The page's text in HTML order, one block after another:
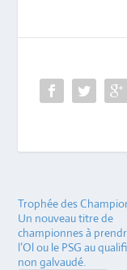
Trophée des
Un nouveau titre de
championnes à
l’Ol ou le PSG au
non galvaudé.